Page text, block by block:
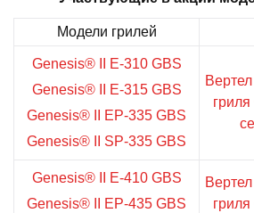
Модели грилей
Genesis® II E-310 GBS
Genesis® II E-315 GBS
Genesis® II EP-335 GBS
Genesis® II SP-335 GBS
Genesis® II E-410 GBS
Genesis® II EP-435 GBS